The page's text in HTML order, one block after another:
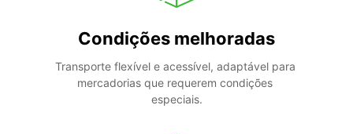
Condições melhoradas
Transporte flexível e acessível, adaptável para
mercadorias que requerem condições
especiais.